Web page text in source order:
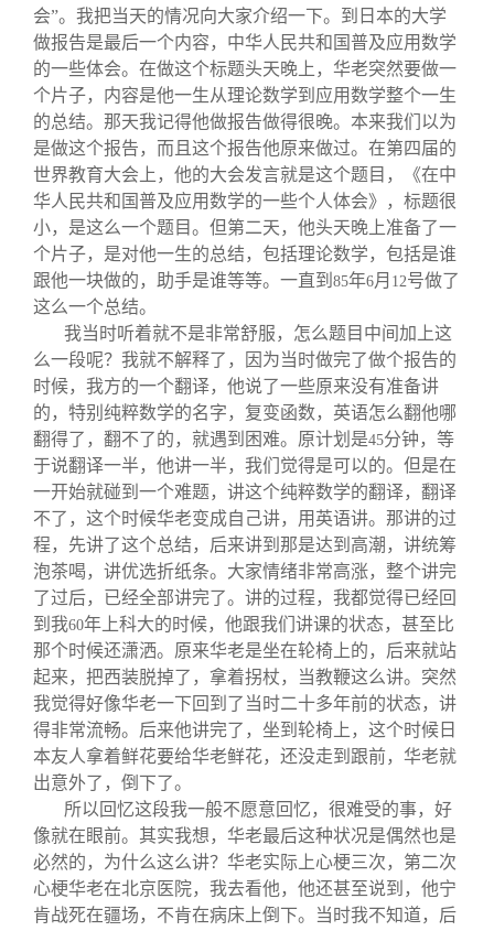
会”。我把当天的情况向大家介绍一下。到日本的大学
做报告是最后一个内容，中华人民共和国普及应用数学
的一些体会。在做这个标题头天晚上，华老突然要做一
个片子，内容是他一生从理论数学到应用数学整个一生
的总结。那天我记得他做报告做得很晚。本来我们以为
是做这个报告，而且这个报告他原来做过。在第四届的
世界教育大会上，他的大会发言就是这个题目，《在中
华人民共和国普及应用数学的一些个人体会》，标题很
小，是这么一个题目。但第二天，他头天晚上准备了一
个片子，是对他一生的总结，包括理论数学，包括是谁
跟他一块做的，助手是谁等等。一直到 85年6月 12号做了
这么一个总结。
我当时听着就不是非常舒服，怎么题目中间加上这
么一段呢？我就不解释了，因为当时做完了做个报告的
时候，我方的一个翻译，他说了一些原来没有准备讲
的，特别纯粹数学的名字，复变函数，英语怎么翻他哪
翻得了，翻不了的，就遇到困难。原计划是45分钟，等
于说翻译一半，他讲一半，我们觉得是可以的。但是在
一开始就碰到一个难题，讲这个纯粹数学的翻译，翻译
不了，这个时候华老变成自己讲，用英语讲。那讲的过
程，先讲了这个总结，后来讲到那是达到高潮，讲统筹
泡茶喝，讲优选折纸条。大家情绪非常高涨，整个讲完
了过后，已经全部讲完了。讲的过程，我都觉得已经回
到我60年上科大的时候，他跟我们讲课的状态，甚至比
那个时候还潇洒。原来华老是坐在轮椅上的，后来就站
起来，把西装脱掉了，拿着拐杖，当教鞭这么讲。突然
我觉得好像华老一下回到了当时二十多年前的状态，讲
得非常流畅。后来他讲完了，坐到轮椅上，这个时候日
本友人拿着鲜花要给华老鲜花，还没走到跟前，华老就
出意外了，倒下了。
所以回忆这段我一般不愿意回忆，很难受的事，好
像就在眼前。其实我想，华老最后这种状况是偶然也是
必然的，为什么这么讲？华老实际上心梗三次，第二次
心梗华老在北京医院，我去看他，他还甚至说到，他宁
肯战死在疆场，不肯在病床上倒下。当时我不知道，后